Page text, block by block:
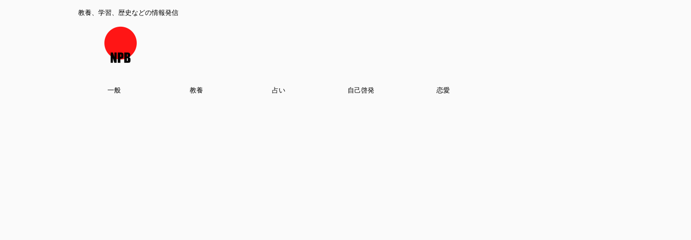
教養、学習、歴史などの情報発信
一般 教養 占い 自己啓発 恋愛